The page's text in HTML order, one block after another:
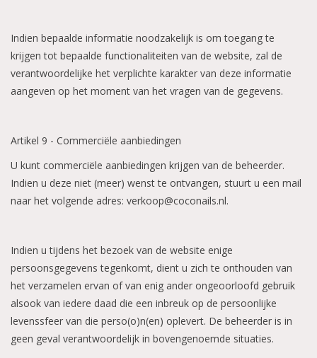
Indien bepaalde informatie noodzakelijk is om toegang te
krijgen tot bepaalde functionaliteiten van de website, zal de
verantwoordelijke het verplichte karakter van deze informatie
aangeven op het moment van het vragen van de gegevens.
Artikel 9 - Commerciële aanbiedingen
U kunt commerciële aanbiedingen krijgen van de beheerder.
Indien u deze niet (meer) wenst te ontvangen, stuurt u een mail
naar het volgende adres: verkoop@coconails.nl.
Indien u tijdens het bezoek van de website enige
persoonsgegevens tegenkomt, dient u zich te onthouden van
het verzamelen ervan of van enig ander ongeoorloofd gebruik
alsook van iedere daad die een inbreuk op de persoonlijke
levenssfeer van die perso(o)n(en) oplevert. De beheerder is in
geen geval verantwoordelijk in bovengenoemde situaties.